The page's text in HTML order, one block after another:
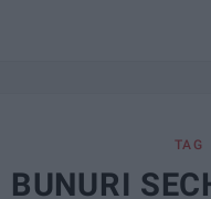
TAG
BUNURI